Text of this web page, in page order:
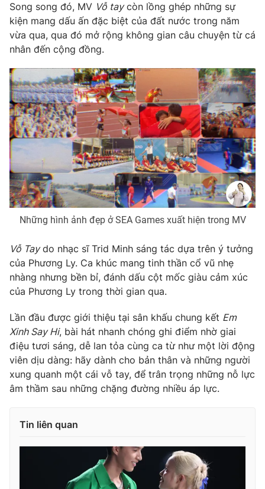
Video Shorts video
VTV Money
VTV Sức khoẻ Bất động sản
Thị trường 24h Tấm lòng Việt
VTV4 Vươn mình bằng AI
VTV9 VTV8
Liên hệ tòa soạn English
THỜI BÁO VTV
Theo dõi báo trên
Cơ quan chủ quản: Đài Truyền hình Việt Nam
Cơ quan báo chí:Thời báo VTV
Tổng Biên tập:
Nguyễn Thị Mỹ Hạnh, Phạm Quốc Thắng,
024.38 355 931 - 024.38 355 932
Song song đó, MV Vỗ taycòn lồng ghép những sự
kiện mang dấu ấn đặc biệt của đất nước trong năm
vừa qua, qua đó mở rộng không gian câu chuyện từ cá
nhân đến cộng đồng.
Những hình ảnh đẹp ở SEA Games xuất hiện trong MV
Vỗ Taydo nhạc sĩ Trid Minh sáng tác dựa trên ý tưởng
của Phương Ly. Ca khúc mang tinh thần cổ vũ nhẹ
nhàng nhưng bền bỉ, đánh dấu cột mốc giàu cảm xúc
của Phương Ly trong thời gian qua.
Lần đầu được giới thiệu tại sân khấu chung kết Em
Xinh Say Hi, bài hát nhanh chóng ghi điểm nhờ giai
điệu tươi sáng, dễ lan tỏa cùng ca từ như một lời động
viên dịu dàng: hãy dành cho bản thân và những người
xung quanh một cái vỗ tay, để trân trọng những nỗ lực
âm thầm sau những chặng đường nhiều áp lực.
Tin liên quan